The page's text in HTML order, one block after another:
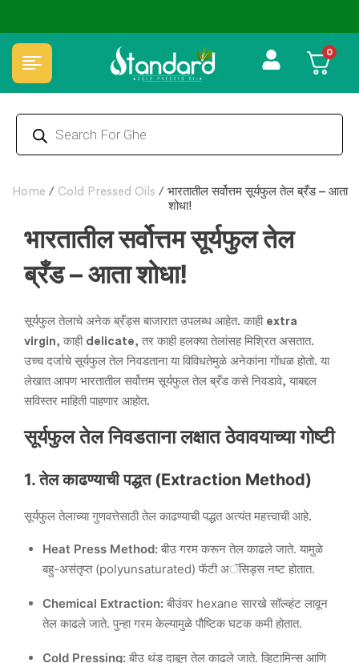
Lab Tested 🔒 Secure Checkout 💵COD ⭐4.8 Rating Products
0
Home / Cold Pressed Oils / भारतातील सर्वोत्तम सूर्यफुल तेल ब्रँड – आता
शोधा!
भारतातील सर्वोत्तम सूर्यफुल तेल
ब्रँड – आता शोधा!
सूर्यफुल तेलाचे अनेक ब्रँड्स बाजारात उपलब्ध आहेत. काही extra
virgin, काही delicate, तर काही हलक्या तेलांसह मिश्रित असतात.
उच्च दर्जाचे सूर्यफुल तेल निवडताना या विविधतेमुळे अनेकांना गोंधळ होतो. या
लेखात आपण भारतातील सर्वोत्तम सूर्यफुल तेल ब्रँड कसे निवडावे, याबद्दल
सविस्तर माहिती पाहणार आहोत.
सूर्यफुल तेल निवडताना लक्षात ठेवावयाच्या गोष्टी
1. तेल काढण्याची पद्धत (Extraction Method)
सूर्यफुल तेलाच्या गुणवत्तेसाठी तेल काढण्याची पद्धत अत्यंत महत्त्वाची आहे.
Heat Press Method:बीउ गरम करून तेल काढले जाते. यामुळे
बहु-असंतृप्त (polyunsaturated) फॅटी अॅसिड्स नष्ट होतात.
Chemical Extraction:बीउंवर hexane सारखे सॉल्व्हंट लावून
तेल काढले जाते. पुन्हा गरम केल्यामुळे पौष्टिक घटक कमी होतात.
Cold Pressing:बीउ थंड दाबून तेल काढले जाते. व्हिटामिन्स आणि